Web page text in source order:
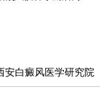
安白癜风医学研究院